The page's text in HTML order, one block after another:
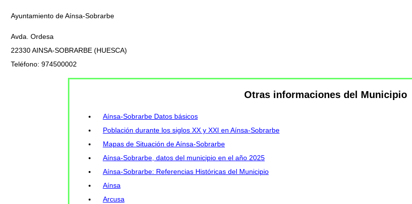
Ayuntamiento de Aínsa-Sobrarbe
Avda. Ordesa
22330 AINSA-SOBRARBE (HUESCA)
Teléfono: 974500002
Otras informaciones del Municipio
Aínsa-Sobrarbe Datos básicos
Población durante los siglos XX y XXI en Aínsa-Sobrarbe
Mapas de Situación de Aínsa-Sobrarbe
Aínsa-Sobrarbe, datos del municipio en el año 2025
Aínsa-Sobrarbe: Referencias Históricas del Municipio
Aínsa
Arcusa